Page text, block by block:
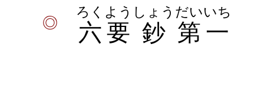
◎ 六
ろく
要
よう
鈔
しょう
第一
だいいち